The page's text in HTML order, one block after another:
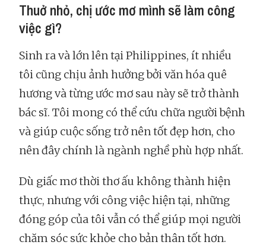
Thuở nhỏ, chị ước mơ mình sẽ làm công
việc gì?
Sinh ra và lớn lên tại Philippines, ít nhiều
tôi cũng chịu ảnh hưởng bởi văn hóa quê
hương và từng ước mơ sau này sẽ trở thành
bác sĩ. Tôi mong có thể cứu chữa người bệnh
và giúp cuộc sống trở nên tốt đẹp hơn, cho
nên đây chính là ngành nghề phù hợp nhất.
Dù giấc mơ thời thơ ấu không thành hiện
thực, nhưng với công việc hiện tại, những
đóng góp của tôi vẫn có thể giúp mọi người
chăm sóc sức khỏe cho bản thân tốt hơn.